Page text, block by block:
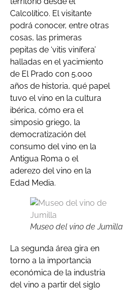
Calcolítico. El visitante
podrá conocer, entre otras
cosas, las primeras
pepitas de ‘vitis vinífera’
halladas en el yacimiento
de El Prado con 5.000
años de historia, qué papel
tuvo el vino en la cultura
ibérica, cómo era el
simposio griego, la
democratización del
consumo del vino en la
Antigua Roma o el
aderezo del vino en la
Edad Media.
Museo del vino de Jumilla
La segunda área gira en
torno a la importancia
económica de la industria
del vino a partir del siglo